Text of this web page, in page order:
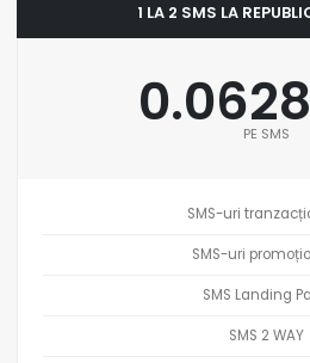
1 LA 2 SMS LA
PE SMS
SMS-uri
SMS-uri
SMS Landing
SMS 2 WAY